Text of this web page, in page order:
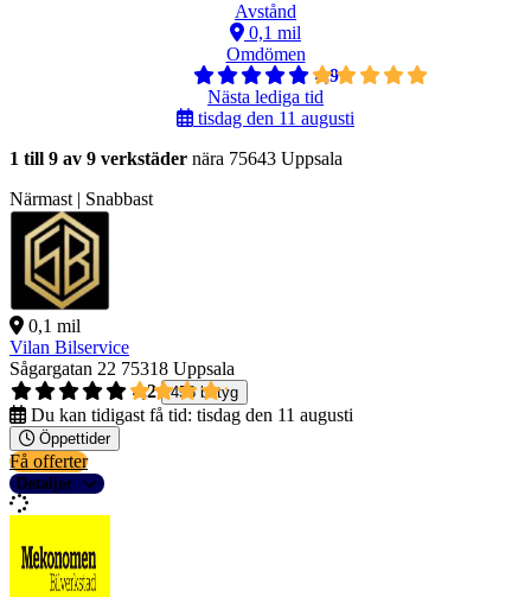
Avstånd
0,1 mil
Omdömen
4,9
Nästa lediga tid
tisdag den 11 augusti
1 till 9 av 9 verkstäder nära 75643 Uppsala
Närmast | Snabbast
0,1 mil
Vilan Bilservice
Sågargatan 22 75318 Uppsala
4,2
458 betyg
Du kan tidigast få tid: tisdag den 11 augusti
Öppettider
Få offerter
Detaljer